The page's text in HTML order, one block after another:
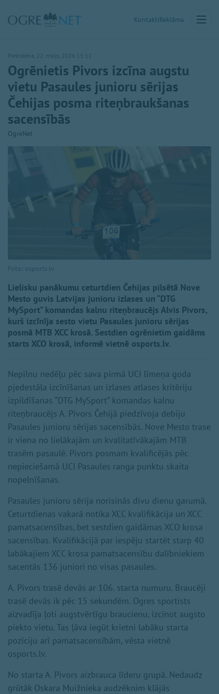
KontaktiReklāma
Piektdiena, 22. maijs, 2026 15:12
Ogrēnietis Pivors izcīna augstu
vietu Pasaules junioru sērijas
Čehijas posma riteņbraukšanas
sacensībās
OgreNet
Foto: osports.lv
Lielisku panākumu ceturtdien Čehijas pilsētā Nove
Mesto guvis Latvijas junioru izlases un “DTG
MySport” komandas kalnu riteņbraucējs Alvis Pivors,
kurš izcīnīja sesto vietu Pasaules junioru sērijas
posmā MTB XCC krosā. Sestdien ogrēnietim gaidāms
starts XCO krosā, informē vietnē osports.lv.
Nepilnu nedēļu pēc sava pirmā UCI līmeņa goda
pjedestāla izcīnīšanas un izlases atlases kritēriju
izpildīšanas “DTG MySport” komandas kalnu
riteņbraucējs A. Pivors Čehijā piedzīvoja debiju
Pasaules junioru sērijas sacensībās. Nove Mesto trase
ir viena no lielākajām un kvalitatīvākajām MTB
trasēm pasaulē. Pivors posmam kvalificējās pēc
nepieciešamā UCI Pasaules ranga punktu skaita
nopelnīšanas.
Pasaules junioru sērija norisinās divu dienu garumā.
Ceturtdienas vakarā notika XCC kvalifikācija un XCC
pamatsacensības, bet sestdien gaidāmas XCO krosa
sacensības. Kvalifikācijā par iespēju startēt starp 40
labākajiem XCC krosa pamatsacensību dalībniekiem
sacentās 136 juniori no visas pasaules.
A. Pivors trasē devās ar 106. starta numuru. Braucēji
trasē devās ik pēc 15 sekundēm. Ogres sportists
aizvadīja ļoti augstvērtīgu braucienu, izcīnot augsto
piekto vietu. Tas ļāva iegūt krietni labāku starta
pozīciju arī pamatsacensībām, vēsta vietnē
osports.lv.
No starta A. Pivors aizbrauca līderu grupā. Nedaudz
grūtāk Oskara Muižnieka audzēknim klājās